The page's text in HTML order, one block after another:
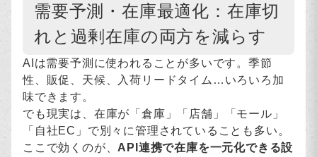
需要予測・在庫最適化：在庫切
れと過剰在庫の両方を減らす
AIは需要予測に使われることが多いです。季節
性、販促、天候、入荷リードタイム…いろいろ加
味できます。
でも現実は、在庫が「倉庫」「店舗」「モール」
「自社EC」で別々に管理されていることも多い。
ここで効くのが、 API連携で在庫を一元化できる設